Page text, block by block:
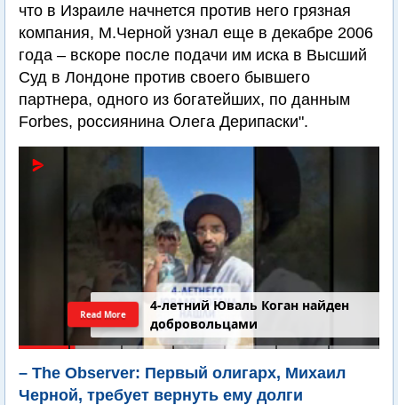
что в Израиле начнется против него грязная
компания, М.Черной узнал еще в декабре 2006
года – вскоре после подачи им иска в Высший
Суд в Лондоне против своего бывшего
партнера, одного из богатейших, по данным
Forbes, россиянина Олега Дерипаски".
4-летний Юваль Коган найден
добровольцами
Read More
– The Observer: Первый олигарх, Михаил
Черной, требует вернуть ему долги